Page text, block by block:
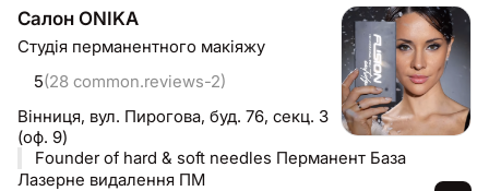
Салон ONIKA
Студія перманентного макіяжу
5(28 common.reviews-2)
Вінниця, вул. Пирогова, буд. 76, секц. 3
(оф. 9)
Founder of hard & soft needles Перманент База
Лазерне видалення ПМ